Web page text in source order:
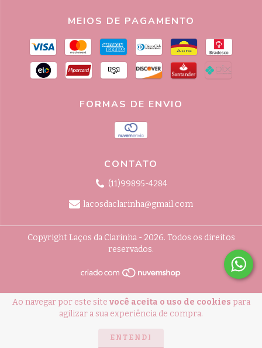
Ao navegar por este site você aceita o uso de cookies para
agilizar a sua experiência de compra.
ENTENDI
MEIOS DE PAGAMENTO
FORMAS DE ENVIO
CONTATO
(11)99895-4284
lacosdaclarinha@gmail.com
Copyright Laços da Clarinha - 2026. Todos os direitos
reservados.